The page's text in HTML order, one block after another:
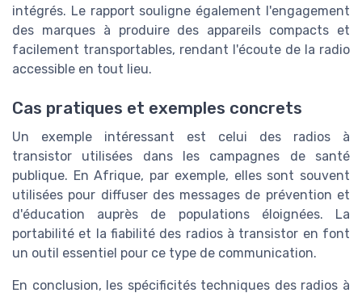
intégrés. Le rapport souligne également l'engagement
des marques à produire des appareils compacts et
facilement transportables, rendant l'écoute de la radio
accessible en tout lieu.
Cas pratiques et exemples concrets
Un exemple intéressant est celui des radios à
transistor utilisées dans les campagnes de santé
publique. En Afrique, par exemple, elles sont souvent
utilisées pour diffuser des messages de prévention et
d'éducation auprès de populations éloignées. La
portabilité et la fiabilité des radios à transistor en font
un outil essentiel pour ce type de communication.
En conclusion, les spécificités techniques des radios à